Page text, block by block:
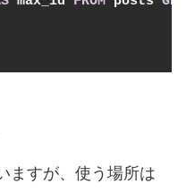
ますが、使う場所は